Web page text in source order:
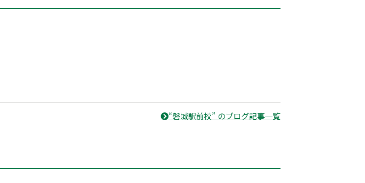
“磐城駅前校” のブログ記事一覧